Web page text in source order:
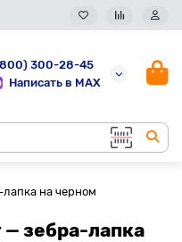
300-28-45
Написать в MAX
на черном
— зебра-лапка